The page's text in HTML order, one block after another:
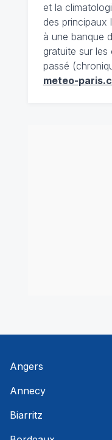
et la
des principaux
à une banque
gratuite sur les
passé
meteo-
Angers
Annecy
Biarritz